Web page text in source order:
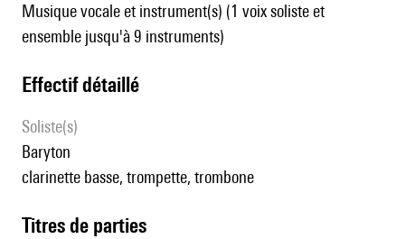
Musique vocale et instrument(s) (1 voix soliste et
ensemble jusqu'à 9 instruments)
effectif détaillé
Soliste(s)
baryton
clarinette basse, trompette, trombone
Titres de parties